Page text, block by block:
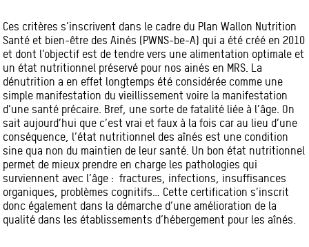
Ces critères s’inscrivent dans le cadre du Plan Wallon Nutrition
Santé et bien-être des Ainés (PWNS-be-A) qui a été créé en 2010
et dont l’objectif est de tendre vers une alimentation optimale et
un état nutritionnel préservé pour nos ainés en MRS. La
dénutrition a en effet longtemps été considérée comme une
simple manifestation du vieillissement voire la manifestation
d’une santé précaire. Bref, une sorte de fatalité liée à l’âge. On
sait aujourd’hui que c’est vrai et faux à la fois car au lieu d’une
conséquence, l’état nutritionnel des aînés est une condition
sine qua non du maintien de leur santé. Un bon état nutritionnel
permet de mieux prendre en charge les pathologies qui
surviennent avec l’âge : fractures, infections, insuffisances
organiques, problèmes cognitifs… Cette certification s’inscrit
donc également dans la démarche d’une amélioration de la
qualité dans les établissements d’hébergement pour les aînés.